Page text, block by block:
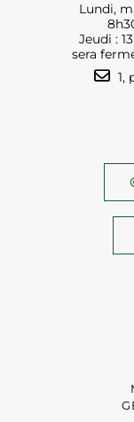
Lundi,
Jeudi :
sera
1,